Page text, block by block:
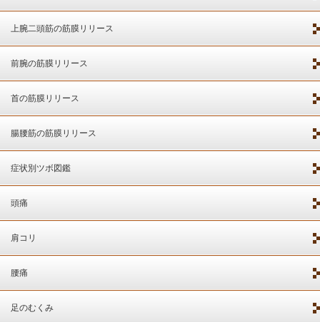
上腕二頭筋の筋膜リリース
前腕の筋膜リリース
首の筋膜リリース
腸腰筋の筋膜リリース
症状別ツボ図鑑
頭痛
肩コリ
腰痛
足のむくみ